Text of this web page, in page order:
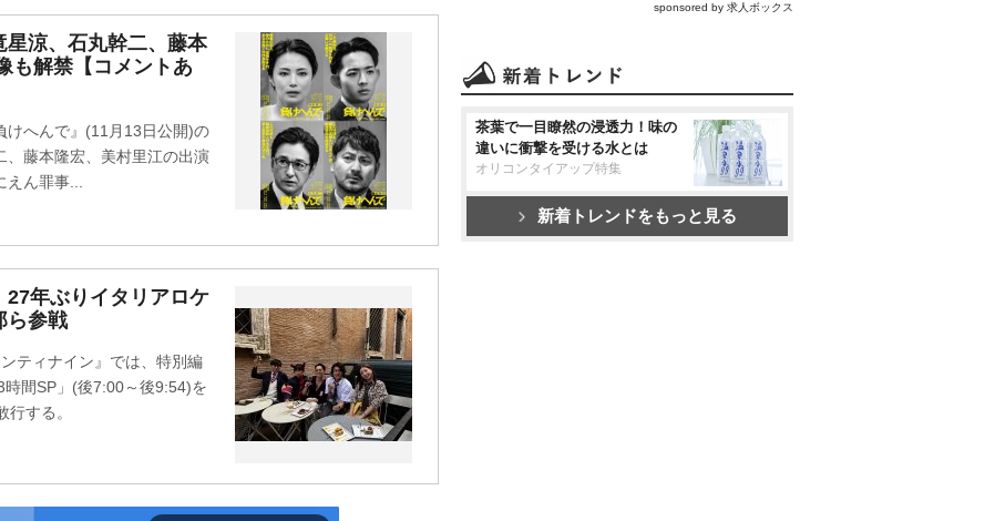
涼、石丸幹二、藤本
も解禁【コメントあ
けへんで』(11月13日公開)の
、藤本隆宏、美村里江の出演
ん罪事...
27年ぶりイタリアロケ
ら参戦
ティナイン』では、特別編
時間SP」(後7:00～後9:54)を
する。
sponsored by 求人ボックス
茶葉で一目瞭然の浸透力！味の
違いに衝撃を受ける水とは
オリコンタイアップ特集
新着トレンドをもっと見る